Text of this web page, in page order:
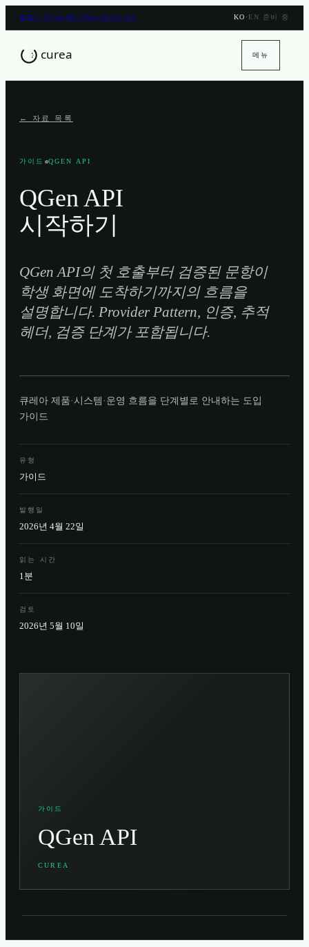
풀림 · PULLIM 2026.06.15 GA KO · EN 준비 중
메뉴
← 자료 목록
가이드 QGEN API
QGen API
시작하기
QGen API의 첫 호출부터 검증된 문항이
학생 화면에 도착하기까지의 흐름을
설명합니다. Provider Pattern, 인증, 추적
헤더, 검증 단계가 포함됩니다.
큐레아 제품·시스템·운영 흐름을 단계별로 안내하는 도입
가이드
유형
가이드
발행일
2026년 4월 22일
읽는 시간
1분
검토
2026년 5월 10일
가이드
QGen API
CUREA